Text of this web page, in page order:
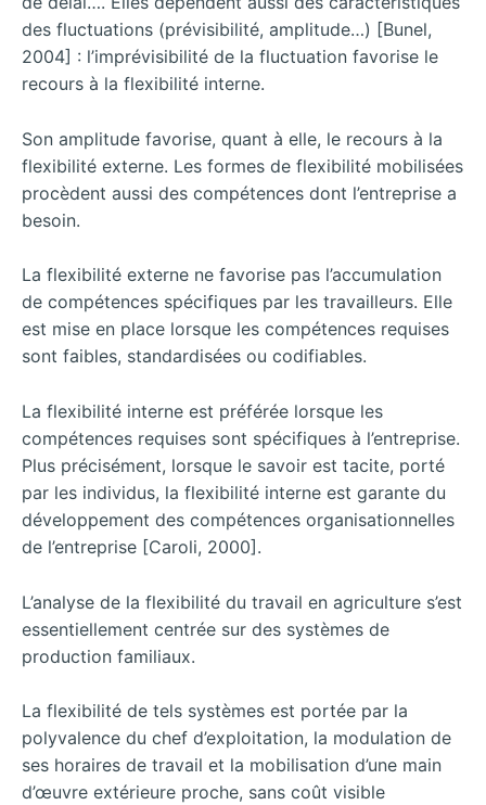
des fluctuations (prévisibilité, amplitude…) [Bunel,
2004] : l’imprévisibilité de la fluctuation favorise le
recours à la flexibilité interne.
Son amplitude favorise, quant à elle, le recours à la
flexibilité externe. Les formes de flexibilité mobilisées
procèdent aussi des compétences dont l’entreprise a
besoin.
La flexibilité externe ne favorise pas l’accumulation
de compétences spécifiques par les travailleurs. Elle
est mise en place lorsque les compétences requises
sont faibles, standardisées ou codifiables.
La flexibilité interne est préférée lorsque les
compétences requises sont spécifiques à l’entreprise.
Plus précisément, lorsque le savoir est tacite, porté
par les individus, la flexibilité interne est garante du
développement des compétences organisationnelles
de l’entreprise [Caroli, 2000].
L’analyse de la flexibilité du travail en agriculture s’est
essentiellement centrée sur des systèmes de
production familiaux.
La flexibilité de tels systèmes est portée par la
polyvalence du chef d’exploitation, la modulation de
ses horaires de travail et la mobilisation d’une main
d’œuvre extérieure proche, sans coût visible